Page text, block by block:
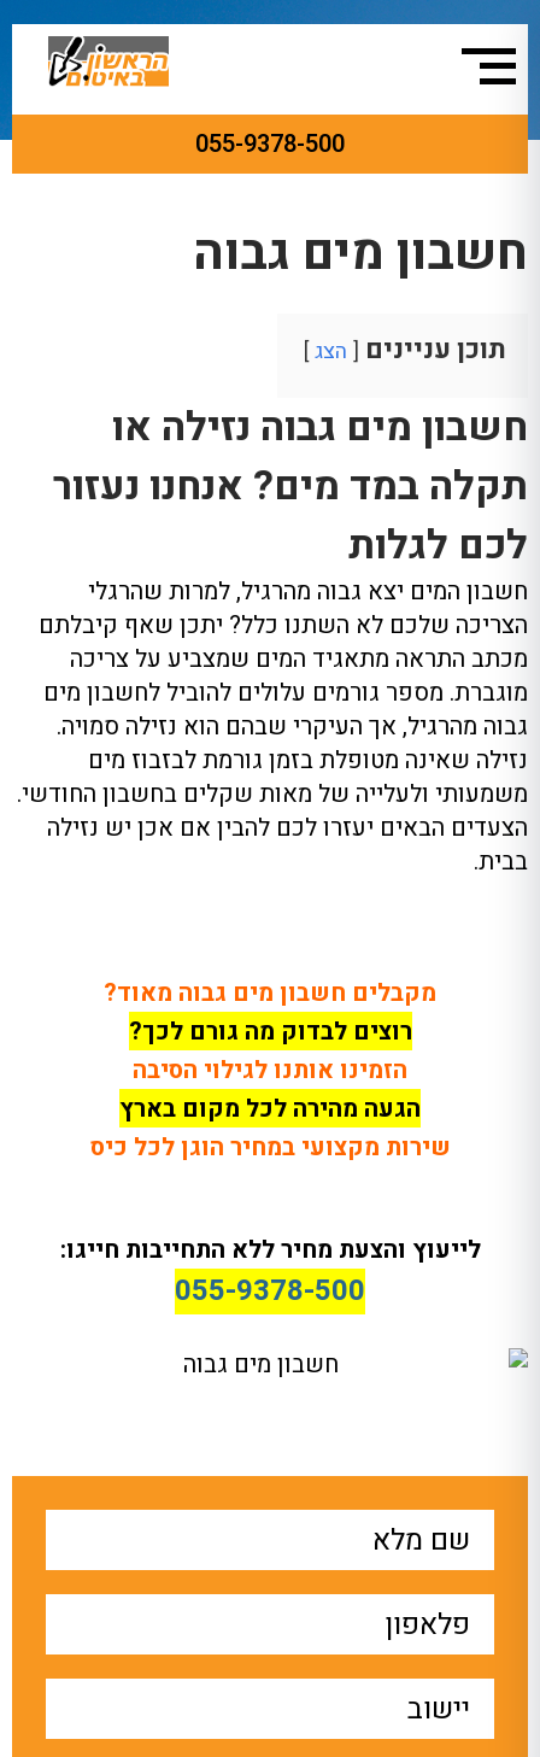
055-9378-500
חשבון מים גבוה
חשבון מים גבוה
תוכן עניינים הצג
חשבון מים גבוה נזילה או
תקלה במד מים? אנחנו נעזור
לכם לגלות
חשבון המים יצא גבוה מהרגיל, למרות שהרגלי
הצריכה שלכם לא השתנו כלל? יתכן שאף קיבלתם
מכתב התראה מתאגיד המים שמצביע על צריכה
מוגברת. מספר גורמים עלולים להוביל לחשבון מים
גבוה מהרגיל, אך העיקרי שבהם הוא נזילה סמויה.
נזילה שאינה מטופלת בזמן גורמת לבזבוז מים
משמעותי ולעלייה של מאות שקלים בחשבון החודשי.
הצעדים הבאים יעזרו לכם להבין אם אכן יש נזילה
בבית.
מקבלים חשבון מים גבוה מאוד?
רוצים לבדוק מה גורם לכך?
הזמינו אותנו לגילוי הסיבה
הגעה מהירה לכל מקום בארץ
שירות מקצועי במחיר הוגן לכל כיס
לייעוץ והצעת מחיר ללא התחייבות חייגו:
055-9378-500